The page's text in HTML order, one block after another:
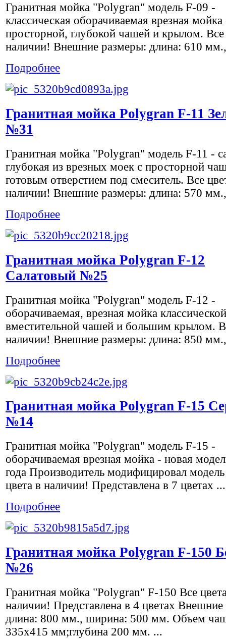
Гранитная мойка "Polygran" модель F-09 -
классическая оборачиваемая врезная мойка
просторной, глубокой чашей и крылом. Все
наличии! Внешние размеры: длина: 610
Подробнее
Гранитная мойка Polygran F-11
№31
Гранитная мойка "Polygran" модель F-11 -
глубокая из врезных моек с просторной
готовым отверстием под смеситель. Все
наличии! Внешние размеры: длина: 570
Подробнее
Гранитная мойка Polygran F-12
Салатовый №25
Гранитная мойка "Polygran" модель F-12 -
оборачиваемая, врезная мойка
вместительной чашей и большим крылом.
наличии! Внешние размеры: длина: 850
Подробнее
Гранитная мойка Polygran F-15
№14
Гранитная мойка "Polygran" модель F-15 -
оборачиваемая врезная мойка - новая
года Производитель модифицировал
цвета в наличии! Представлена в 7 цветах ...
Подробнее
Гранитная мойка Polygran F-150
№26
Гранитная мойка "Polygran" F-150 Все
наличии! Представлена в 4 цветах
длина: 800 мм., ширина: 500 мм. Объем
335x415 мм;глубина 200 мм. ...